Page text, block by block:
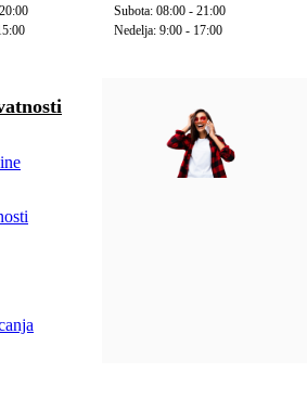
Subota: 08:00 - 21:00
Nedelja: 9:00 - 17:00